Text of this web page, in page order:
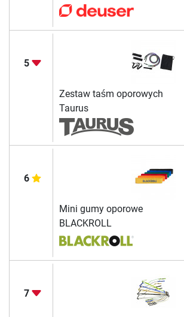
5
Zestaw taśm oporowych
Taurus
6
Mini gumy oporowe
BLACKROLL
7